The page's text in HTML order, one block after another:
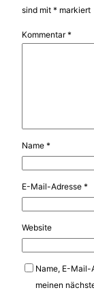
sind mit * markiert
Kommentar*
Name *
E-Mail-Adresse *
Website
Name, E-Mail-
meinen